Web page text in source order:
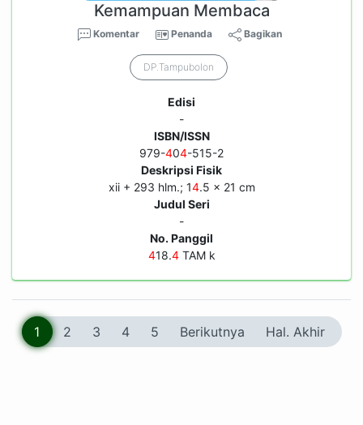
Kemampuan Membaca
Komentar Penanda Bagikan
DP.Tampubolon
Edisi
-
ISBN/ISSN
979-404-515-2
Deskripsi Fisik
xii + 293 hlm.; 14.5 x 21 cm
Judul Seri
-
No. Panggil
418.4TAM k
1 2 3 4 5 Berikutnya Hal. Akhir